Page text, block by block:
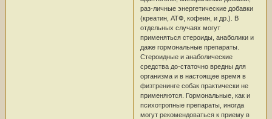
раз-личные энергетические добавки
(креатин, АТФ, кофеин, и др.). В
отдельных случаях могут
применяться стероиды, анаболики и
даже гормональные препараты.
Стероидные и анаболические
средства до-статочно вредны для
организма и в настоящее время в
физтренинге собак практически не
применяются. Гормональные, как и
психотропные препараты, иногда
могут рекомендоваться к приему в